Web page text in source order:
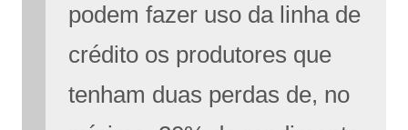
podem fazer uso da linha de
crédito os produtores que
tenham duas perdas de, no